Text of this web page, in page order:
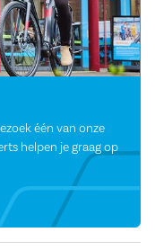
één van onze
helpen je graag op